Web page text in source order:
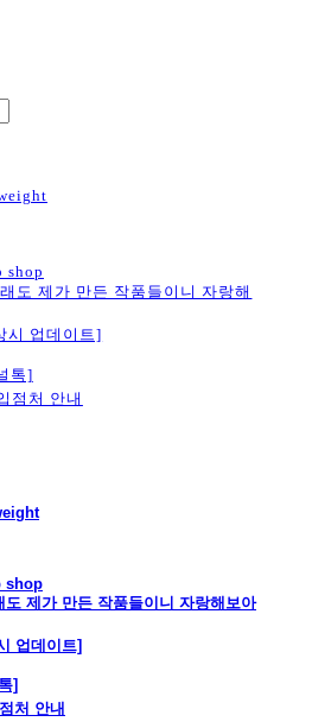
shop
도 제가 만든 작품들이니 자랑해
시 업데이트]
톡]
점처 안내
shop
도 제가 만든 작품들이니 자랑해보아
업데이트]
]
처 안내